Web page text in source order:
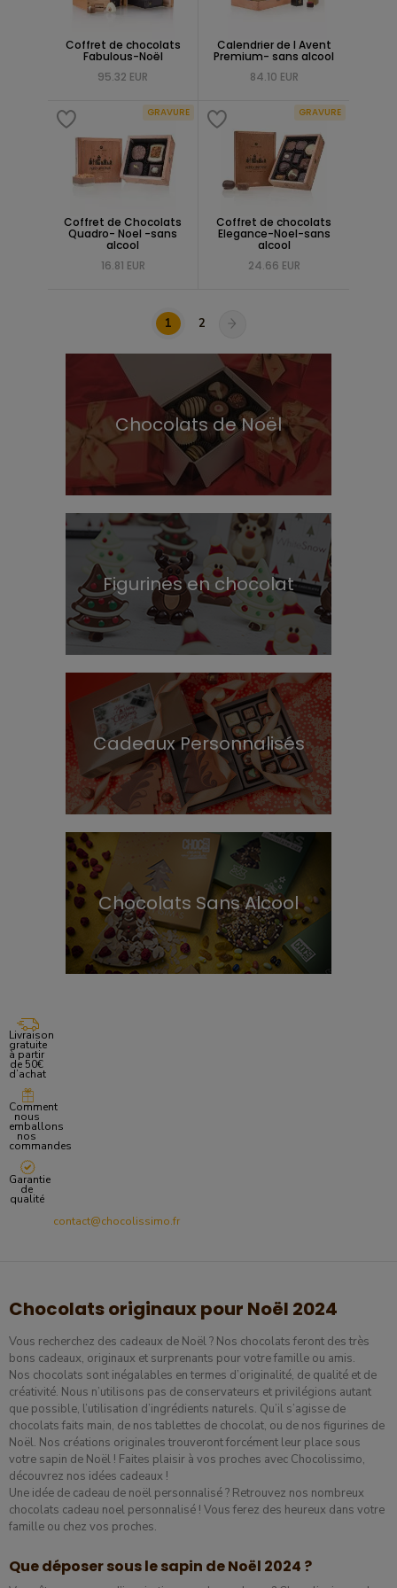
Coffret de chocolats
Fabulous-Noël
95.32 EUR
Calendrier de l Avent
Premium- sans alcool
84.10 EUR
GRAVURE
Coffret de Chocolats
Quadro- Noel -sans
alcool
16.81 EUR
GRAVURE
Coffret de chocolats
Elegance-Noel-sans
alcool
24.66 EUR
1 2
Chocolats de Noël
Figurines en chocolat
Cadeaux Personnalisés
Chocolats Sans Alcool
Livraison
gratuite
à partir
de 50€
d’achat
Comment
nous
emballons
nos
commandes
Garantie
de
qualité
contact@chocolissimo.fr
Chocolats originaux pour Noël 2024
Vous recherchez des cadeaux de Noël ? Nos chocolats feront des très
bons cadeaux, originaux et surprenants pour votre famille ou amis.​
Nos chocolats sont inégalables en termes d’originalité, de qualité et de
créativité. Nous n’utilisons pas de conservateurs et privilégions autant
que possible, l’utilisation d’ingrédients naturels. Qu’il s’agisse de
chocolats faits main, de nos tablettes de chocolat, ou de nos figurines de
Noël. Nos créations originales trouveront forcément leur place sous
votre sapin de Noël ! Faites plaisir à vos proches avec Chocolissimo,
découvrez nos idées cadeaux !
Une idée de cadeau de noël personnalisé ? Retrouvez nos nombreux
chocolats cadeau noel personnalisé ! Vous ferez des heureux dans votre
famille ou chez vos proches.
Que déposer sous le sapin de Noël 2024 ?